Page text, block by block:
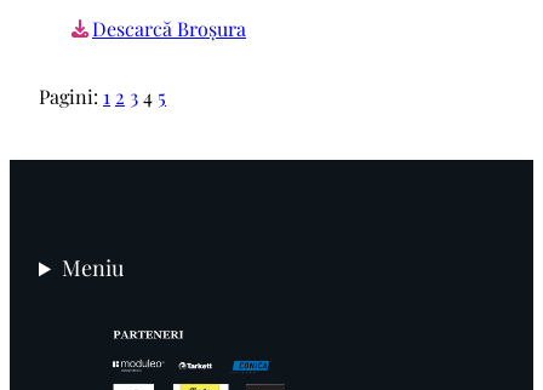
Descarcă Broșura
Pagini: 1 2 34 5
Meniu